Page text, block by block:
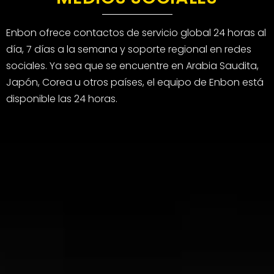
Enbon ofrece contactos de servicio global 24 horas al
día, 7 días a la semana y soporte regional en redes
sociales. Ya sea que se encuentre en Arabia Saudita,
Japón, Corea u otros países, el equipo de Enbon está
disponible las 24 horas.